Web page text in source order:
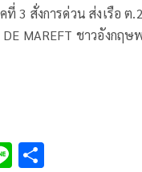
3 สั่งการด่วน ส่งเรือ ต
MAREFT ชาวอังกฤ
Li